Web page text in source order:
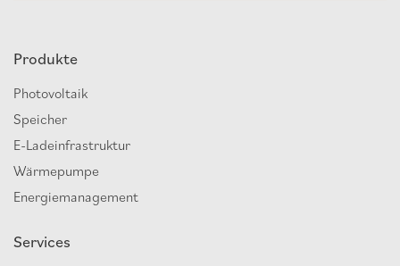
Produkte
Photovoltaik
Speicher
E-Ladeinfrastruktur
Wärmepumpe
Energiemanagement
Services